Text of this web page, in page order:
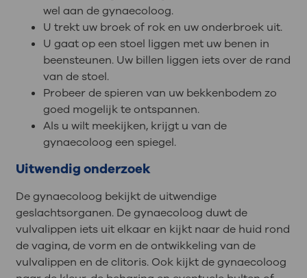
wel aan de gynaecoloog.
U trekt uw broek of rok en uw onderbroek uit.
U gaat op een stoel liggen met uw benen in
beensteunen. Uw billen liggen iets over de rand
van de stoel.
Probeer de spieren van uw bekkenbodem zo
goed mogelijk te ontspannen.
Als u wilt meekijken, krijgt u van de
gynaecoloog een spiegel.
Uitwendig onderzoek
De gynaecoloog bekijkt de uitwendige
geslachtsorganen. De gynaecoloog duwt de
vulvalippen iets uit elkaar en kijkt naar de huid rond
de vagina, de vorm en de ontwikkeling van de
vulvalippen en de clitoris. Ook kijkt de gynaecoloog